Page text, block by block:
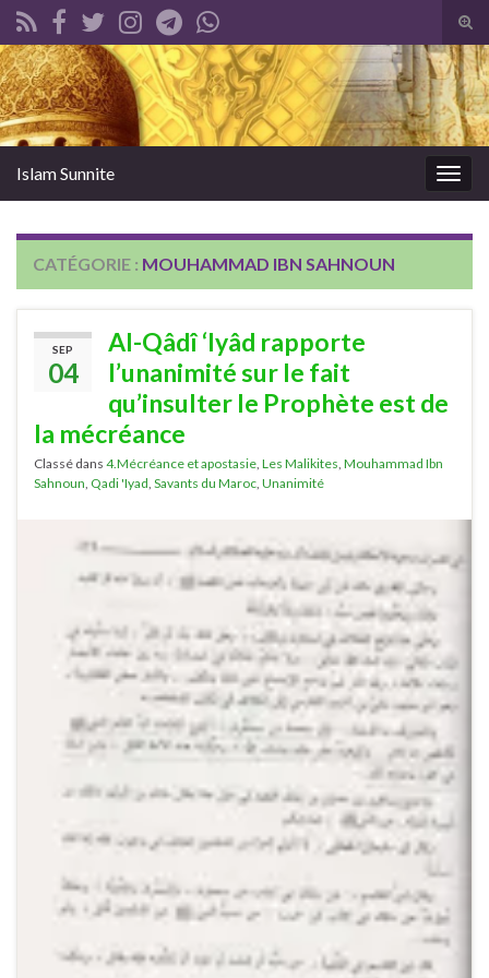
Search for:
Islam Sunnite
CATÉGORIE : MOUHAMMAD IBN SAHNOUN
SEP
04
Al-Qâdî ‘Iyâd rapporte
l’unanimité sur le fait
qu’insulter le Prophète est de
la mécréance
Classé dans 4.Mécréance et apostasie Les Malikites Mouhammad Ibn
Sahnoun Qadi 'Iyad Savants du Maroc Unanimité